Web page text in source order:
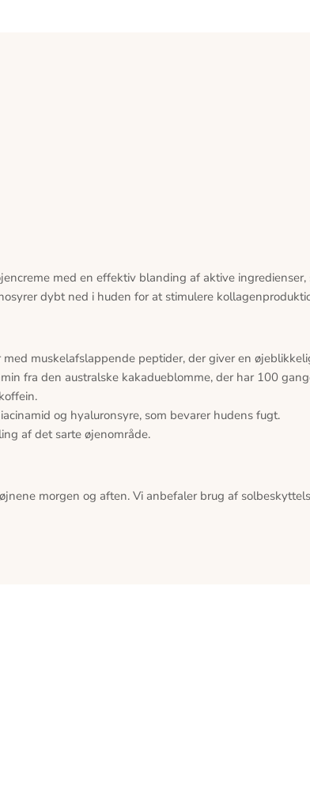
med en effektiv blanding af aktive
dybt ned i huden for at stimulere
muskelafslappende peptider, der giver en
fra den australske kakadueblomme, der har 100
og hyaluronsyre, som bevarer hudens fugt.
af det sarte øjenområde.
morgen og aften. Vi anbefaler brug af